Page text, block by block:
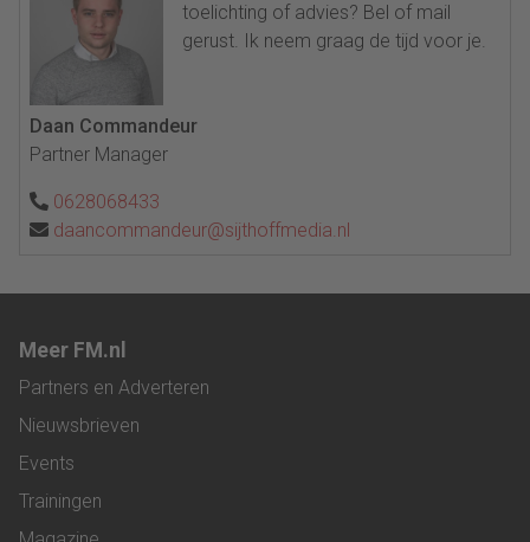
toelichting of advies? Bel of mail
gerust. Ik neem graag de tijd voor je.
Daan Commandeur
Partner Manager
0628068433
daancommandeur@sijthoffmedia.nl
Meer FM.nl
Partners en Adverteren
Nieuwsbrieven
Events
Trainingen